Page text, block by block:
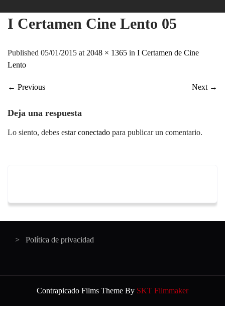
I Certamen Cine Lento 05
Published 05/01/2015 at 2048 × 1365 in I Certamen de Cine
Lento
← Previous Next →
Deja una respuesta
Lo siento, debes estarconectado para publicar un comentario.
Política de privacidad
Contrapicado Films Theme By SKT Filmmaker